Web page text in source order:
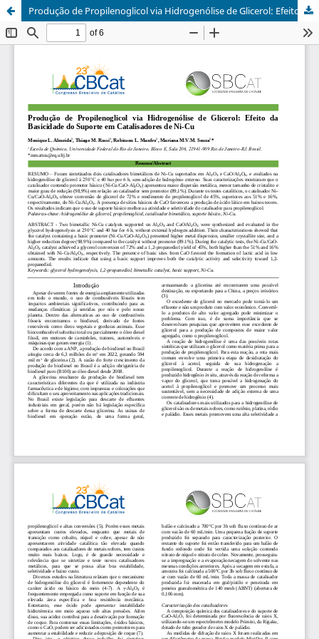
Produção de Propilenoglicol via Hidrogenólise de Glicerol: Efeito da Basicidade do Suporte em Catalisadores de Ni-Cu